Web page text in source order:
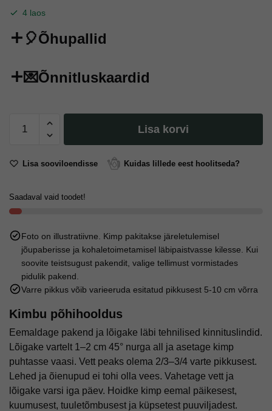
4 laos
🎈Õhupallid
💌Õnnitluskaardid
Kohvitass:
Tinderi
kogus
Lisa korvi
Lisa sooviloendisse Kuidas lillede eest hoolitseda?
Saadaval vaid toodet!
Foto on illustratiivne. Kimp pakitakse järeletulemisel
jõupaberisse ja kohaletoimetamisel läbipaistvasse kilesse. Kui
soovite teistsugust pakendit, valige tellimust vormistades
pidulik pakend.
Varre pikkus võib varieeruda esitatud pikkusest 5-10 cm võrra
Kimbu põhihooldus
Eemaldage pakend ja lõigake läbi tehnilised kinnituslindid.
Lõigake vartelt 1–2 cm 45° nurga all ja asetage kimp
puhtasse vaasi. Vett peaks olema 2/3–3/4 varte pikkusest.
Lehed ja õienupud ei tohi olla vees. Vahetage vett ja
lõigake varsi iga päev. Hoidke kimp eemal päikesest,
kuumusest, tuuletõmbusest ja küpsetest puuviljadest.